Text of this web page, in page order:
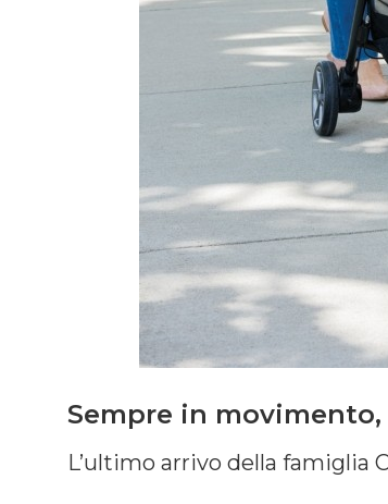
Sempre in
L’ultimo arrivo della famiglia